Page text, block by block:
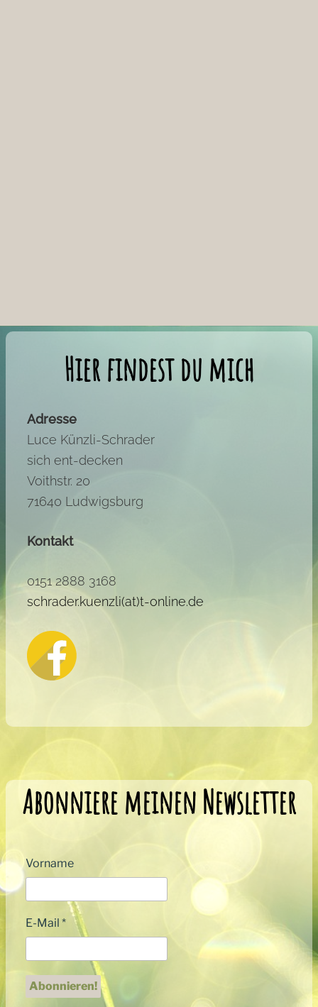
Hier findest du mich
Adresse
Luce Künzli-Schrader
sich ent-decken
Voithstr. 20
71640 Ludwigsburg
Kontakt
0151 2888 3168
schrader.kuenzli(at)t-online.de
Abonniere meinen Newsletter
Vorname
E-Mail *